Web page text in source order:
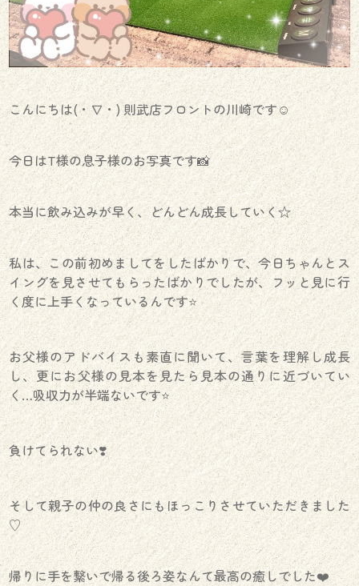
こんにちは(・∇・) 則武店フロントの川崎です☺︎
今日はT様の息子様のお写真です📸
本当に飲み込みが早く、どんどん成長していく☆
私は、この前初めましてをしたばかりで、今日ちゃんとス
イングを見させてもらったばかりでしたが、フッと見に行
く度に上手くなっているんです⭐️
お父様のアドバイスも素直に聞いて、言葉を理解し成長
し、更にお父様の見本を見たら見本の通りに近づいてい
く…吸収力が半端ないです⭐️
負けてられない❣️
そして親子の仲の良さにもほっこりさせていただきました
♡
帰りに手を繋いで帰る後ろ姿なんて最高の癒しでした❤️